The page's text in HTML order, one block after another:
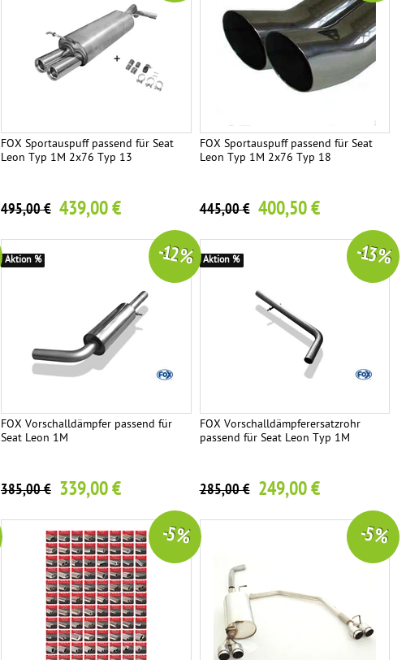
FOX Sportauspuff passend für Seat
Leon Typ 1M 2x76 Typ 13
495,00 € 439,00 €
FOX Sportauspuff passend für Seat
Leon Typ 1M 2x76 Typ 18
445,00 € 400,50 €
FOX Vorschalldämpfer passend für
Seat Leon 1M
385,00 € 339,00 €
-12 %
Aktion %
FOX Vorschalldämpferersatzrohr
passend für Seat Leon Typ 1M
285,00 € 249,00 €
-13 %
Aktion %
-5 % -5 %